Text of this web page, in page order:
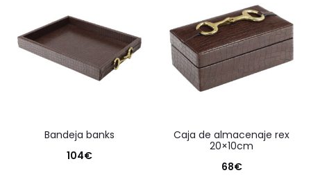
bandeja banks
104€
caja de almacenaje rex
20×10cm
68€